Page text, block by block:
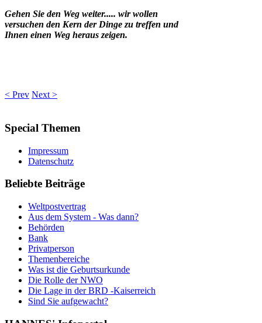
Gehen Sie den Weg weiter..... wir wollen
versuchen den Kern der Dinge zu treffen und
Ihnen einen Weg heraus zeigen.
< Prev Next >
Special Themen
Impressum
Datenschutz
Beliebte Beiträge
Weltpostvertrag
Aus dem System - Was dann?
Behörden
Bank
Privatperson
Themenbereiche
Was ist die Geburtsurkunde
Die Rolle der NWO
Die Lage in der BRD -Kaiserreich
Sind Sie aufgewacht?